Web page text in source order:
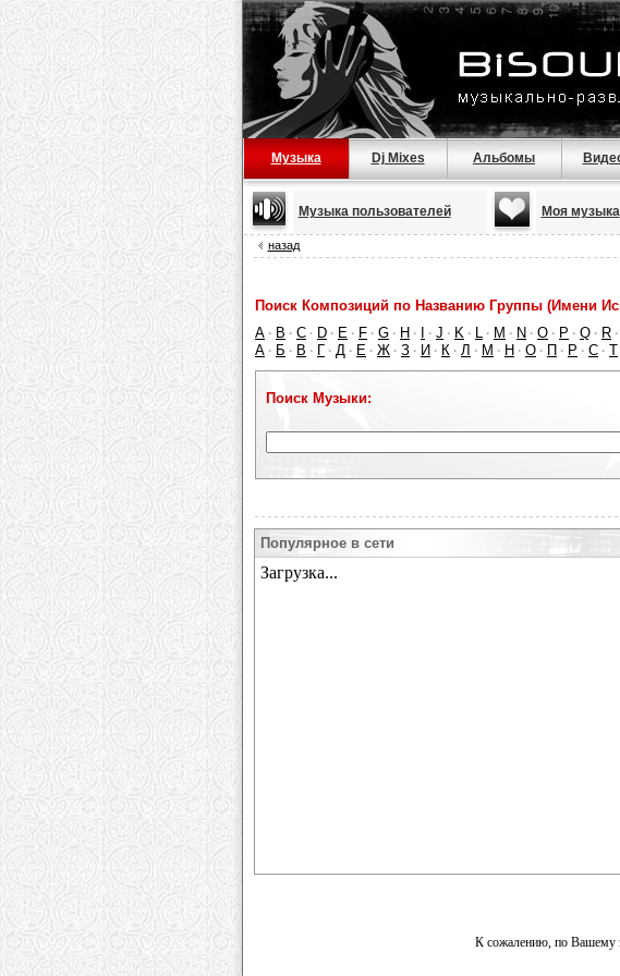
Музыка Dj Mixes Альбомы
Музыка пользователей Моя музыка
назад
Поиск Композиций по Названию Группы (Имени
A · B · C · D · E · F · G · H · · J · K · L · M · N · O · P · Q · R ·
А · Б · В · Г · Д · Е · Ж · З · И · К · Л · М · Н · О · П · Р · С · Т
Поиск Музыки:
Популярное в сети
К сожалению, по Вашему